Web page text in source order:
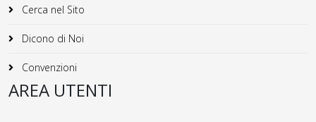
Cerca nel Sito
Dicono di Noi
Convenzioni
AREA UTENTI